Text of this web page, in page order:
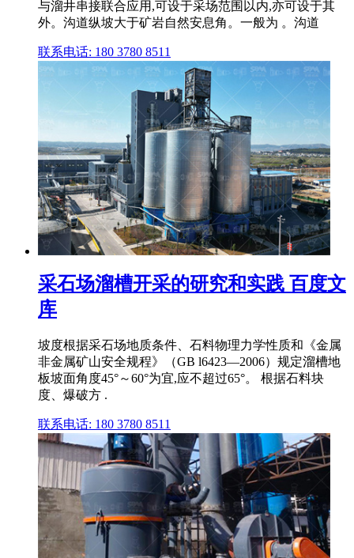
与溜井串接联合应用,可设于采场范围以内,亦可设于其
外。沟道纵坡大于矿岩自然安息角。一般为 。沟道
联系电话: 180 3780 8511
采石场溜槽开采的研究和实践 百度文
库
坡度根据采石场地质条件、石料物理力学性质和《金属
非金属矿山安全规程》（GB l6423—2006）规定溜槽地
板坡面角度45°～60°为宜,应不超过65°。 根据石料块
度、爆破方 .
联系电话: 180 3780 8511